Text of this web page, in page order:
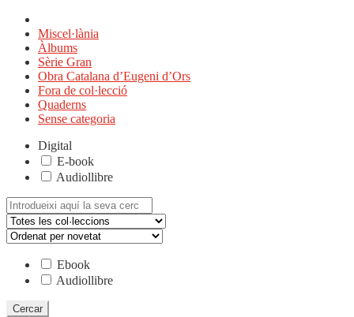
Miscel·lània
Àlbums
Sèrie Gran
Obra Catalana d’Eugeni d’Ors
Fora de col·lecció
Quaderns
Sense categoria
Digital
E-book
Audiollibre
Cerca:
Ebook
Audiollibre